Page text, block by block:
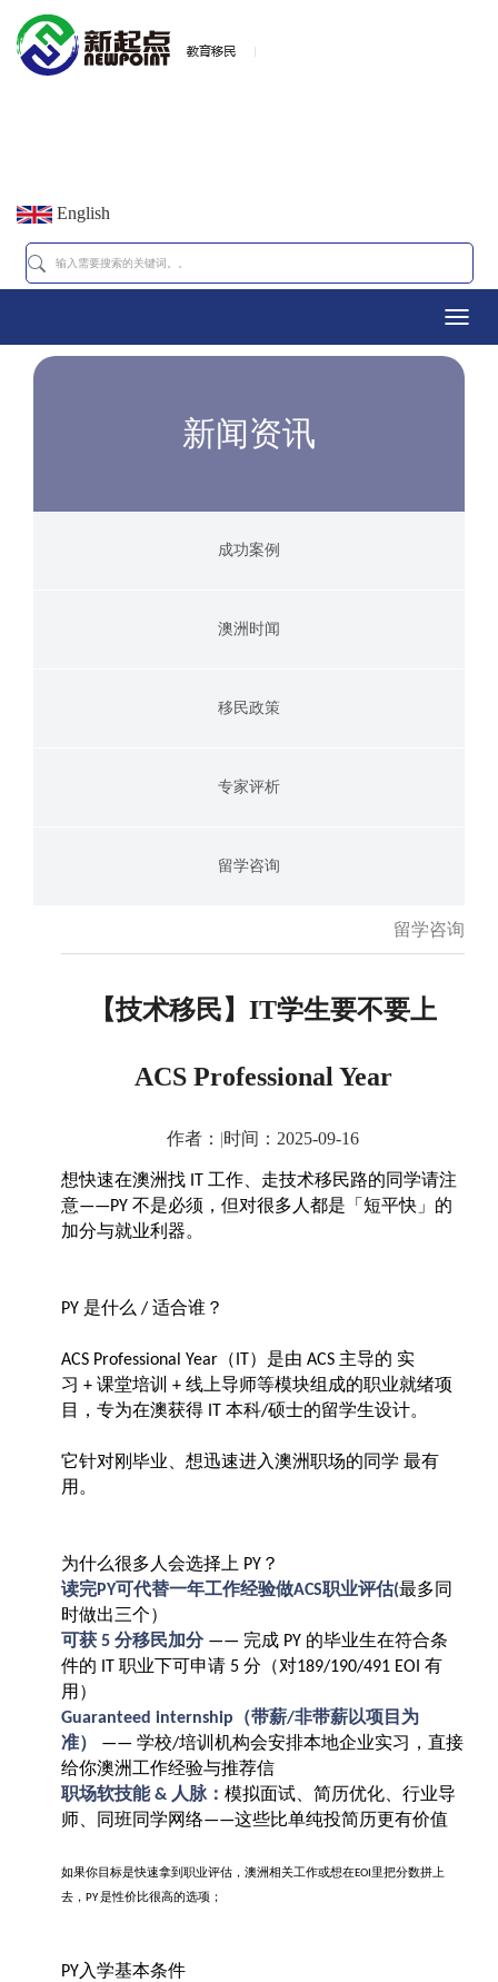
English
新闻资讯
成功案例
澳洲时闻
移民政策
专家评析
留学咨询
留学咨询
【技术移民】IT学生要不要上
ACS Professional Year
作者： |时间：2025-09-16
想快速在澳洲找 IT 工作、走技术移民路的同学请注
意——PY 不是必须，但对很多人都是「短平快」的
加分与就业利器。
PY 是什么 / 适合谁？
ACS Professional Year （ IT）是由 ACS 主导的 实
习 + 课堂培训 + 线上导师等模块组成的职业就绪项
目，专为在澳获得 IT 本科/硕士的留学生设计。
它针对刚毕业、想迅速进入澳洲职场的同学 最有
用。
为什么很多人会选择上 PY ？
读完PY可代替一年工作经验做ACS职业评估(最多同
时做出三个）
可获 5 分移民加分—— 完成 PY 的毕业生在符合条
件的
IT 职业下可申请 5 分（对189/190/491 EOI 有
用）
Guaranteed internship （带薪/非带薪以项目为
准）
—— 学校/培训机构会安排本地企业实习，直接
给你澳洲工作经验与推荐信
职场软技能& 人脉： 模拟面试、简历优化、行业导
师、同班同学网络——这些比单纯投简历更有价值
如果你目标是快速拿到职业评估，澳洲相关工作或想在EOI 里把分数拼上
去， PY是性价比很高的选项；
PY入学基本条件